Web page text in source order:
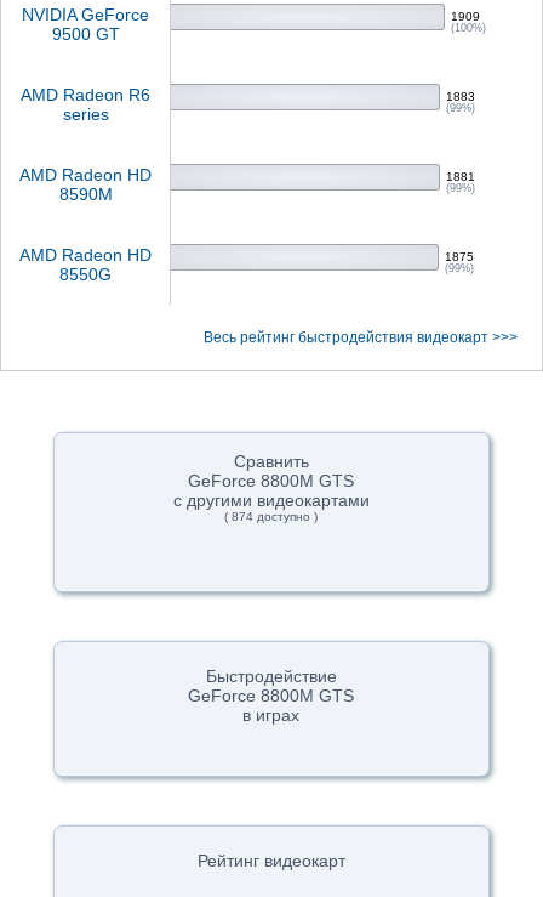
NVIDIA GeForce
9500 GT
1909
(100%)
AMD Radeon R6
series
1883
(99%)
AMD Radeon HD
8590M
1881
(99%)
AMD Radeon HD
8550G
1875
(99%)
Весь рейтинг быстродействия видеокарт >>>
Сравнить
GeForce 8800M GTS
с другими видеокартами
( 874 доступно )
Быстродействие
GeForce 8800M GTS
в играх
Рейтинг видеокарт